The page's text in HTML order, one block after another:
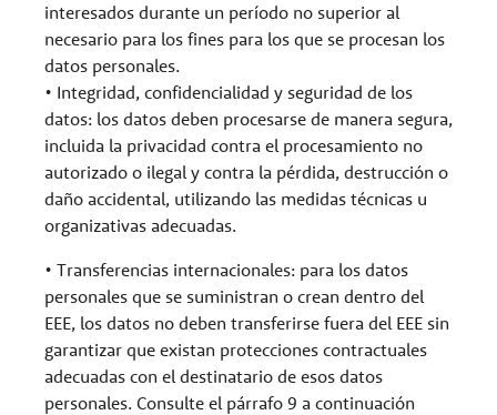
interesados ​​durante un período no superior al
necesario para los fines para los que se procesan los
datos personales.
• Integridad, confidencialidad y seguridad de los
datos: los datos deben procesarse de manera segura,
incluida la privacidad contra el procesamiento no
autorizado o ilegal y contra la pérdida, destrucción o
daño accidental, utilizando las medidas técnicas u
organizativas adecuadas.
• Transferencias internacionales: para los datos
personales que se suministran o crean dentro del
EEE, los datos no deben transferirse fuera del EEE sin
garantizar que existan protecciones contractuales
adecuadas con el destinatario de esos datos
personales. Consulte el párrafo 9 a continuación